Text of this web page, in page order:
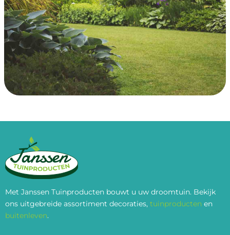
Met Janssen Tuinproducten bouwt u uw droomtuin. Bekijk
ons uitgebreide assortiment decoraties, tuinproducten en
buitenleven.